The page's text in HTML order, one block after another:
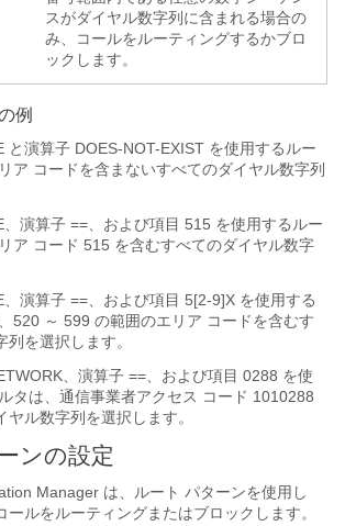
スがダイヤル数字列に含まれる場合の
み、コールをルーティングするかブロ
ックします。
例
と演算子 DOES-NOT-EXIST を使用するルー
ア コードを含まないすべてのダイヤル数字列
演算子 ==、および項目 515 を使用するルー
ア コード 515 を含むすべてのダイヤル数字
演算子 ==、および項目 5[2-9]X を使用する
520 ～ 599 の範囲のエリア コードを含むす
を選択します。
、演算子 ==、および項目 0288 を使
タは、通信事業者アクセス コード 1010288
ル数字列を選択します。
ンの設定
Manager は、ルート パターンを使用し
ールをルーティングまたはブロックします。